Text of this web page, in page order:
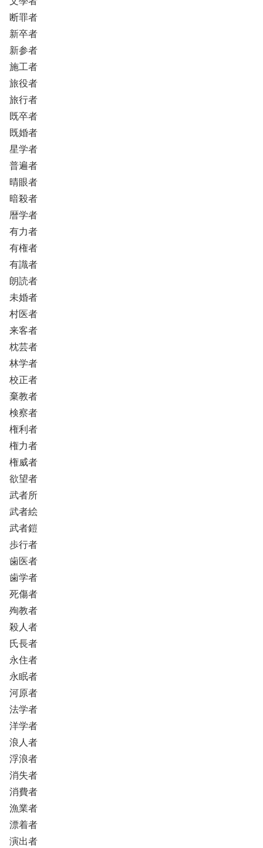
断罪者
新卒者
新参者
施工者
旅役者
旅行者
既卒者
既婚者
星学者
普遍者
晴眼者
暗殺者
暦学者
有力者
有権者
有識者
朗読者
未婚者
村医者
来客者
枕芸者
林学者
校正者
棄教者
検察者
権利者
権力者
権威者
欲望者
武者所
武者絵
武者鎧
歩行者
歯医者
歯学者
死傷者
殉教者
殺人者
氏長者
永住者
永眠者
河原者
法学者
洋学者
浪人者
浮浪者
消失者
消費者
漁業者
漂着者
演出者